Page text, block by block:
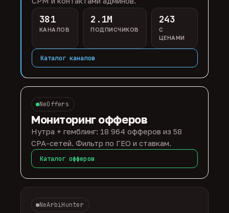
381
КАНАЛОВ
2.1M
ПОДПИСЧИКОВ
243
С
ЦЕНАМИ
Каталог каналов
NeOffers
Мониторинг офферов
Нутра + гемблинг: 18 964 офферов из 58
CPA-сетей. Фильтр по ГЕО и ставкам.
Каталог офферов
NeArbiHunter